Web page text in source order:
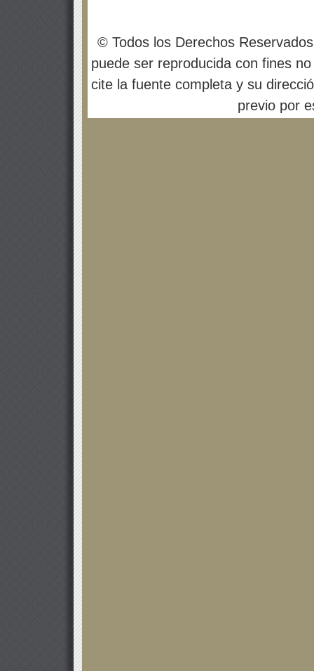
© Todos los Derechos
puede ser reproducida con fines
cite la fuente completa y su
previo por